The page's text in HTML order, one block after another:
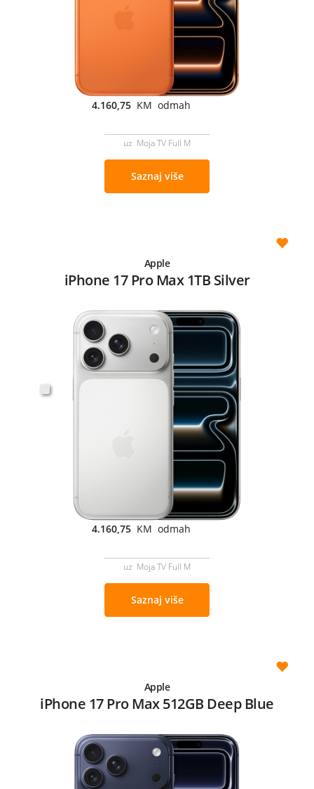
4.160,75 KM odmah
uz Moja TV Full M
Saznaj više
Apple
iPhone 17 Pro Max 1TB Silver
4.160,75 KM odmah
uz Moja TV Full M
Saznaj više
Apple
iPhone 17 Pro Max 512GB Deep Blue